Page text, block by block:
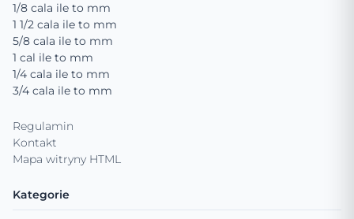
1/8 cala ile to mm
1 1/2 cala ile to mm
5/8 cala ile to mm
1 cal ile to mm
1/4 cala ile to mm
3/4 cala ile to mm
Regulamin
Kontakt
Mapa witryny HTML
Kategorie